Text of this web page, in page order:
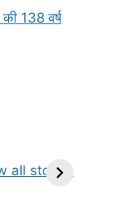
की 138 वर्ष
all stories
| नाम,